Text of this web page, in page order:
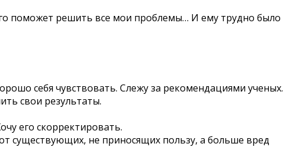
поможет решить все мои проблемы… И ему трудно было
себя чувствовать. Слежу за рекомендациями ученых.
свои результаты.
его скорректировать.
существующих, не приносящих пользу, а больше вред